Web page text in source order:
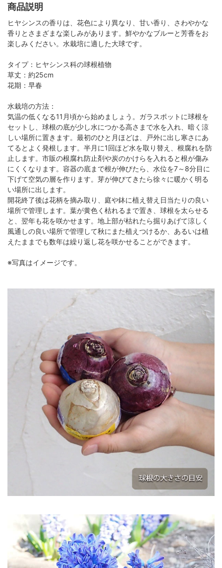
商品説明
ヒヤシンスの香りは、花色により異なり、甘い香り、さわやかな
香りとさまざまな楽しみがあります。鮮やかなブルーと芳香をお
楽しみください。水栽培に適した大球です。
タイプ：ヒヤシンス科の球根植物
草丈：約25cm
花期：早春
水栽培の方法：
気温の低くなる11月頃から始めましょう。ガラスポットに球根を
セットし、球根の底が少し水につかる高さまで水を入れ、暗く涼
しい場所に置きます。最初のひと月ほどは、戸外に出し寒さにあ
てるとよく発根します。半月に1回ほど水を取り替え、根腐れを防
止します。市販の根腐れ防止剤や炭のかけらを入れると根が傷み
にくくなります。容器の底まで根が伸びたら、水位を7～8分目に
下げて空気の層を作ります。芽が伸びてきたら徐々に暖かく明る
い場所に出します。
開花終了後は花柄を摘み取り、庭や鉢に植え替え日当たりの良い
場所で管理します。葉が黄色く枯れるまで置き、球根を太らせる
と、翌年も花を咲かせます。地上部が枯れたら掘りあげて涼しく
風通しの良い場所で管理して秋にまた植えつけるか、あるいは植
えたままでも数年は繰り返し花を咲かせることができます。
※写真はイメージです。